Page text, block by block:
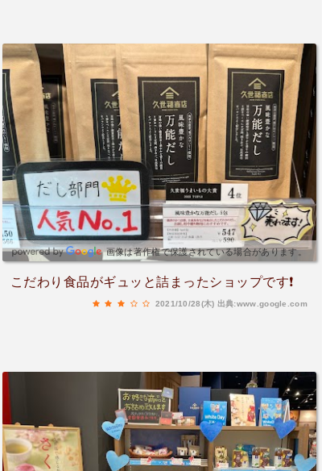
が細かく刻んであり、はちみつの濃度がちょうど
良く、優しく喉を潤してくれる感じもして、凄く
おいしいです。レモンの他に、グレープフルーツ
もありました。「日光のかんそう湯葉」は、お吸
い物やお味噌汁に入れたり、お野菜と一緒にお浸
しにして食べようと思います。
画像は著作権で保護されている場合があります。
こだわり食品がギュッと詰まったショップです❗️
2021/10/28(木) 出典:www.google.com